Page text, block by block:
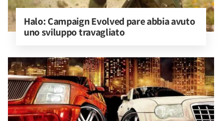
Halo: Campaign Evolved pare abbia avuto
uno sviluppo travagliato